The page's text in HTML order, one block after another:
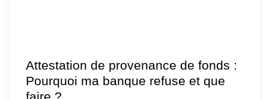
Attestation de provenance de fonds :
Pourquoi ma banque refuse et que
faire ?